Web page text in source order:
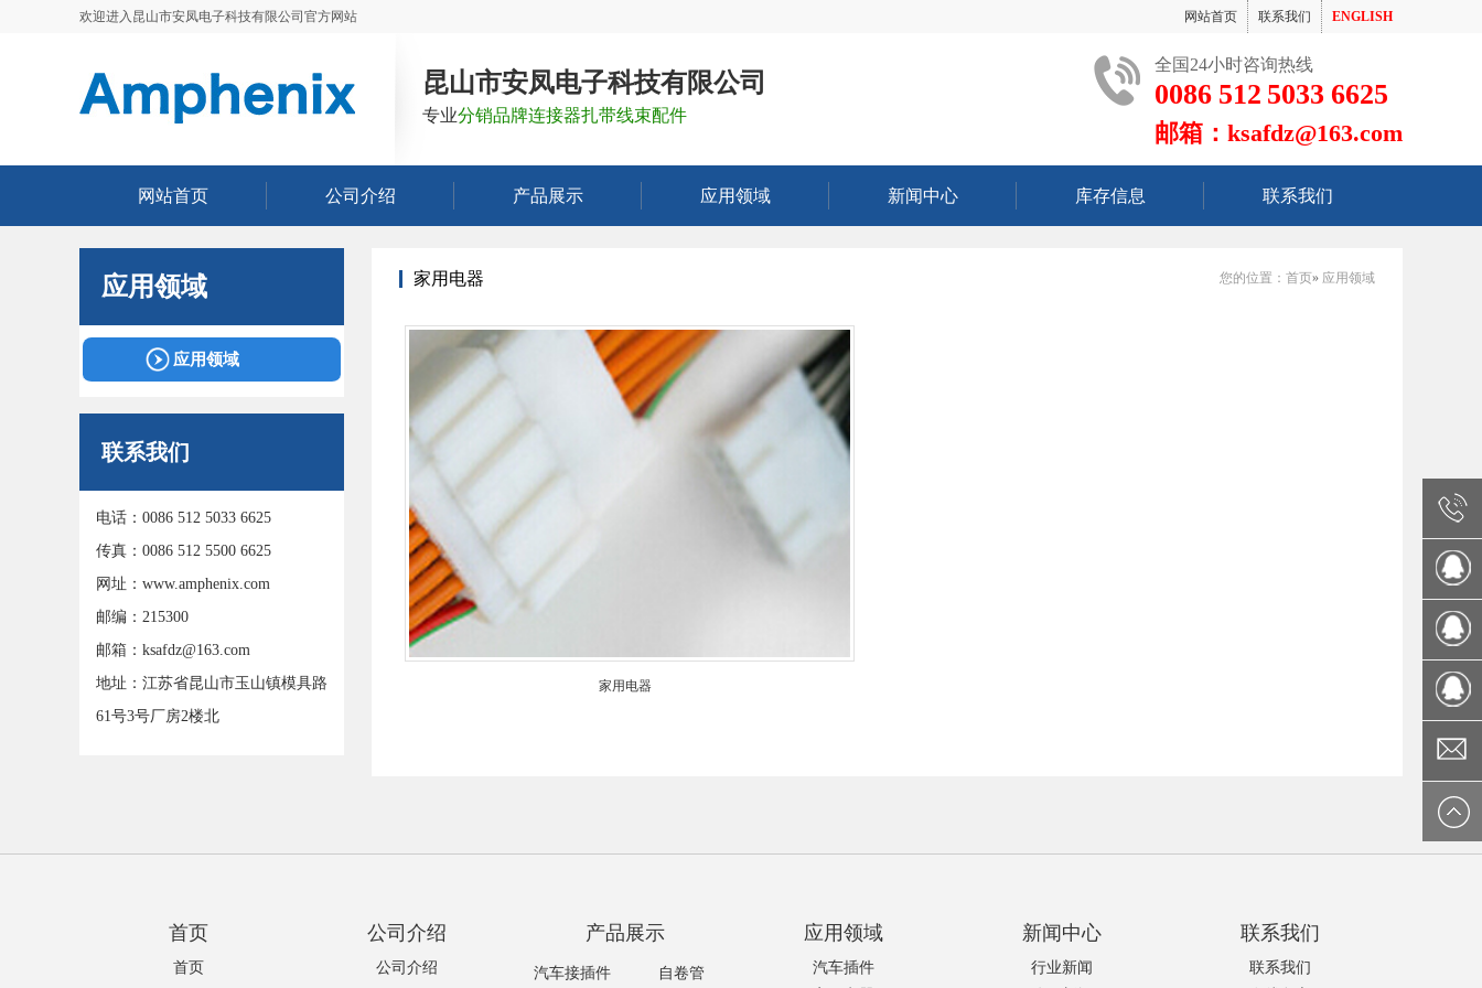
欢迎进入昆山市安凤电子科技有限公司官方网站 网站首页 联系我们 ENGLISH
昆山市安凤电子科技有限公司
专业分销品牌连接器扎带线束配件
全国24小时咨询热线
0086 512 5033 6625
邮箱：ksafdz@163.com
网站首页 公司介绍 产品展示 应用领域 新闻中心 库存信息 联系我们
应用领域
应用领域
联系我们
电话：0086 512 5033 6625
传真：0086 512 5500 6625
网址：www.amphenix.com
邮编：215300
邮箱：ksafdz@163.com
地址：江苏省昆山市玉山镇模具路
61号3号厂房2楼北
家用电器 您的位置： 首页» 应用领域
家用电器
首页
首页
公司介绍
公司介绍
产品展示
汽车接插件 自卷管
应用领域
汽车插件
新闻中心
行业新闻
联系我们
联系我们
0086 512
5033
6625